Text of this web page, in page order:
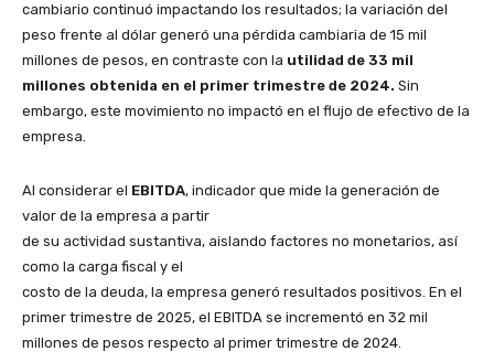
cambiario continuó impactando los resultados; la variación del
peso frente al dólar generó una pérdida cambiaria de 15 mil
millones de pesos, en contraste con la utilidad de 33 mil
millones obtenida en el primer trimestre de 2024. Sin
embargo, este movimiento no impactó en el flujo de efectivo de la
empresa.
Al considerar el EBITDA, indicador que mide la generación de
valor de la empresa a partir
de su actividad sustantiva, aislando factores no monetarios, así
como la carga fiscal y el
costo de la deuda, la empresa generó resultados positivos. En el
primer trimestre de 2025, el EBITDA se incrementó en 32 mil
millones de pesos respecto al primer trimestre de 2024.